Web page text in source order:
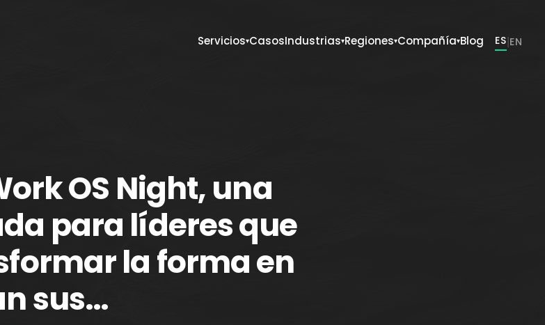
Servicios▾CasosIndustrias▾Regiones▾Compañía▾Blog ES|EN
OS Night, una
para líderes que
la forma en
sus…